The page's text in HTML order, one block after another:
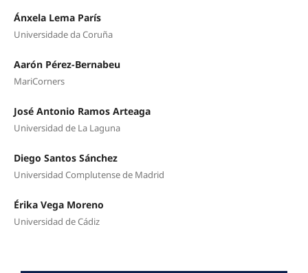
Ánxela Lema París
Universidade da Coruña
Aarón Pérez-Bernabeu
MariCorners
José Antonio Ramos Arteaga
Universidad de La Laguna
Diego Santos Sánchez
Universidad Complutense de Madrid
Érika Vega Moreno
Universidad de Cádiz